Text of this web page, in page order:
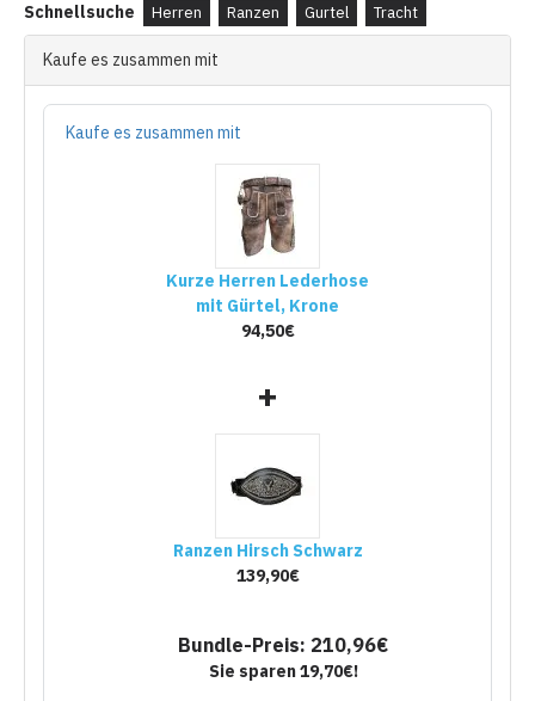
Schnellsuche Herren Ranzen Gurtel Tracht
Kaufe es zusammen mit
Kaufe es zusammen mit
Kurze Herren Lederhose
mit Gürtel, Krone
94,50€
+
Ranzen Hirsch Schwarz
139,90€
Bundle-Preis: 210,96€
Sie sparen 19,70€!